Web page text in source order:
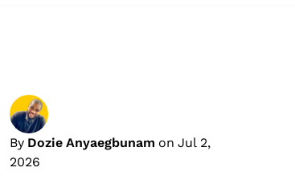
By Dozie Anyaegbunam on Jul 2,
2026